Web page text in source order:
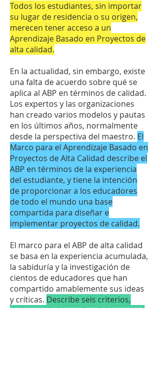
Todos los estudiantes, sin importar
su lugar de residencia o su origen,
merecen tener acceso a un
Aprendizaje Basado en Proyectos de
alta calidad.
En la actualidad, sin embargo, existe
una falta de acuerdo sobre qué se
aplica al ABP en términos de calidad.
Los expertos y las organizaciones
han creado varios modelos y pautas
en los últimos años, normalmente
desde la perspectiva del maestro. El
Marco para el Aprendizaje Basado en
Proyectos de Alta Calidad describe el
ABP en términos de la experiencia
del estudiante, y tiene la intención
de proporcionar a los educadores
de todo el mundo una base
compartida para diseñar e
implementar proyectos de calidad.
El marco para el ABP de alta calidad
se basa en la experiencia acumulada,
la sabiduría y la investigación de
cientos de educadores que han
compartido amablemente sus ideas
y críticas. Describe seis criterios,
cada uno de los cuales debe estar al